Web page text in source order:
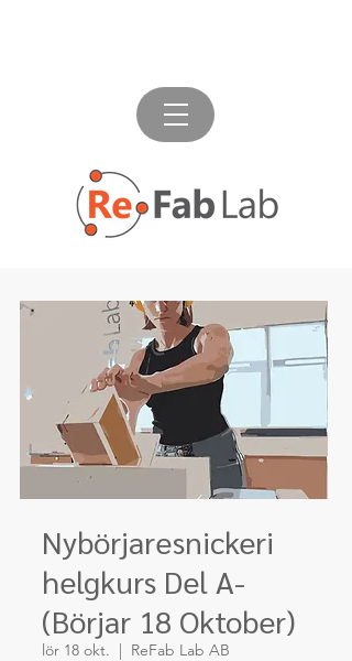
Nybörjaresnickeri
helgkurs Del A-
(Börjar 18 Oktober)
lör 18 okt.
  |
ReFab Lab AB